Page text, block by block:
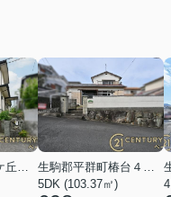
5DK (103.37㎡)